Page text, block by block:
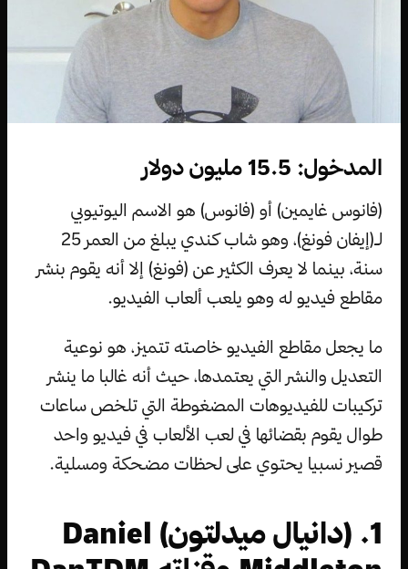
المدخول: 15.5 مليون دولار
(فانوس غايمين) أو (فانوس) هو الاسم اليوتيوبي
لـ(إيفان فونغ)، وهو شاب كندي يبلغ من العمر 25
سنة، بينما لا يعرف الكثير عن (فونغ) إلا أنه يقوم بنشر
مقاطع فيديو له وهو يلعب ألعاب الفيديو.
ما يجعل مقاطع الفيديو خاصته تتميز، هو نوعية
التعديل والنشر التي يعتمدها، حيث أنه غالبا ما ينشر
تركيبات للفيديوهات المضغوطة التي تلخص ساعات
طوال يقوم بقضائها في لعب الألعاب في فيديو واحد
قصير نسبيا يحتوي على لحظات مضحكة ومسلية.
1. (دانيال ميدلتون) Daniel